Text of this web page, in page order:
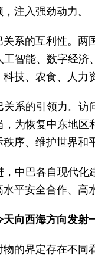
注入强劲动力。
系的互利性。两
智能、数字经
技、农食、人力
系的引领力。
为恢复中东地
序、维护世界和
中巴各自现代
平安全合作、
向西海方向发
的界定存在不同